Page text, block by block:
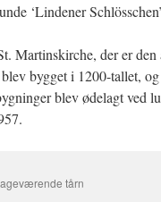
‘Lindener
Martinskirche, der er
bygget i 1200-tallet,
blev ødelagt ved
tårn